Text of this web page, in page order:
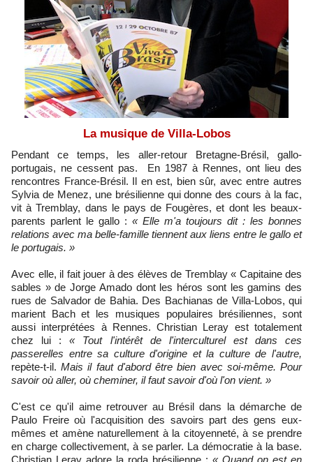
La musique de Villa-Lobos
Pendant ce temps, les aller-retour Bretagne-Brésil, gallo-
portugais, ne cessent pas. En 1987 à Rennes, ont lieu des
rencontres France-Brésil. Il en est, bien sûr, avec entre autres
Sylvia de Menez, une brésilienne qui donne des cours à la fac,
vit à Tremblay, dans le pays de Fougères, et dont les beaux-
parents parlent le gallo : « Elle m'a toujours dit : les bonnes
relations avec ma belle-famille tiennent aux liens entre le gallo et
le portugais. »
Avec elle, il fait jouer à des élèves de Tremblay « Capitaine des
sables » de Jorge Amado dont les héros sont les gamins des
rues de Salvador de Bahia. Des Bachianas de Villa-Lobos, qui
marient Bach et les musiques populaires brésiliennes, sont
aussi interprétées à Rennes. Christian Leray est totalement
chez lui :« Tout l'intérêt de l'interculturel est dans ces
passerelles entre sa culture d'origine et la culture de l'autre,
repète-t-il.Mais il faut d'abord être bien avec soi-même. Pour
savoir où aller, où cheminer, il faut savoir d'où l'on vient. »
C'est ce qu'il aime retrouver au Brésil dans la démarche de
Paulo Freire où l'acquisition des savoirs part des gens eux-
mêmes et amène naturellement à la citoyenneté, à se prendre
en charge collectivement, à se parler. La démocratie à la base.
Christian Leray adore la roda brésilienne : « Quand on est en